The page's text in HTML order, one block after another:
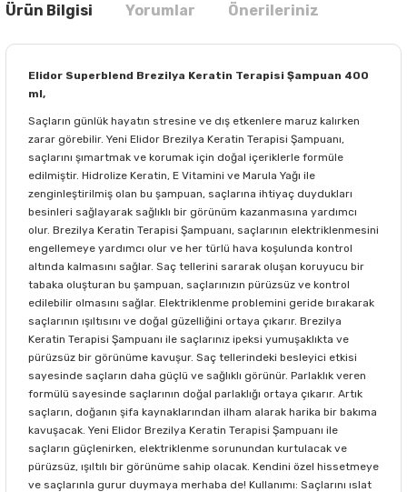
Ürün Bilgisi Yorumlar Önerileriniz
Elidor Superblend Brezilya Keratin Terapisi Şampuan 400
ml,
Saçların günlük hayatın stresine ve dış etkenlere maruz kalırken
zarar görebilir. Yeni Elidor Brezilya Keratin Terapisi Şampuanı,
saçlarını şımartmak ve korumak için doğal içeriklerle formüle
edilmiştir. Hidrolize Keratin, E Vitamini ve Marula Yağı ile
zenginleştirilmiş olan bu şampuan, saçlarına ihtiyaç duydukları
besinleri sağlayarak sağlıklı bir görünüm kazanmasına yardımcı
olur. Brezilya Keratin Terapisi Şampuanı, saçlarının elektriklenmesini
engellemeye yardımcı olur ve her türlü hava koşulunda kontrol
altında kalmasını sağlar. Saç tellerini sararak oluşan koruyucu bir
tabaka oluşturan bu şampuan, saçlarınızın pürüzsüz ve kontrol
edilebilir olmasını sağlar. Elektriklenme problemini geride bırakarak
saçlarının ışıltısını ve doğal güzelliğini ortaya çıkarır. Brezilya
Keratin Terapisi Şampuanı ile saçlarınız ipeksi yumuşaklıkta ve
pürüzsüz bir görünüme kavuşur. Saç tellerindeki besleyici etkisi
sayesinde saçların daha güçlü ve sağlıklı görünür. Parlaklık veren
formülü sayesinde saçlarının doğal parlaklığı ortaya çıkarır. Artık
saçların, doğanın şifa kaynaklarından ilham alarak harika bir bakıma
kavuşacak. Yeni Elidor Brezilya Keratin Terapisi Şampuanı ile
saçların güçlenirken, elektriklenme sorunundan kurtulacak ve
pürüzsüz, ışıltılı bir görünüme sahip olacak. Kendini özel hissetmeye
ve saçlarınla gurur duymaya merhaba de! Kullanımı: Saçlarını ıslat